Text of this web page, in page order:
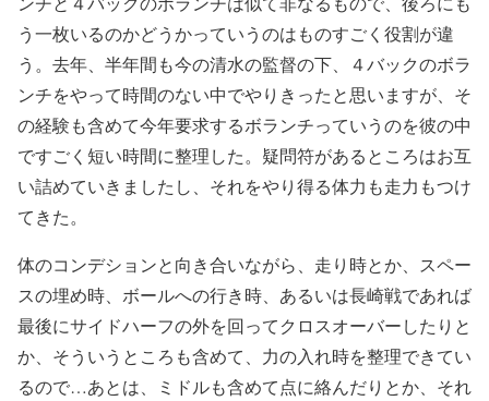
う一枚いるのかどうかっていうのはものすごく役割が違
う。去年、半年間も今の清水の監督の下、４バックのボラ
ンチをやって時間のない中でやりきったと思いますが、そ
の経験も含めて今年要求するボランチっていうのを彼の中
ですごく短い時間に整理した。疑問符があるところはお互
い詰めていきましたし、それをやり得る体力も走力もつけ
てきた。
体のコンデションと向き合いながら、走り時とか、スペー
スの埋め時、ボールへの行き時、あるいは長崎戦であれば
最後にサイドハーフの外を回ってクロスオーバーしたりと
か、そういうところも含めて、力の入れ時を整理できてい
るので…あとは、ミドルも含めて点に絡んだりとか、それ